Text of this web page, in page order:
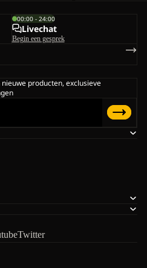
Twitter
00:00 - 24:00
Livechat
Begin een gesprek
producten, exclusieve